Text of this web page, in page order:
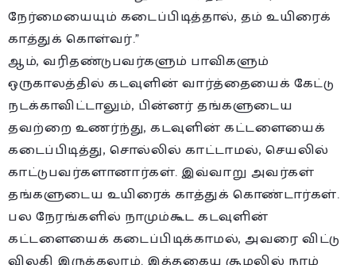
நேர்மையையும் கடைப்பிடித்தால், தம் உயிரைக்
காத்துக் கொள்வர்.”
ஆம், வரிதண்டுபவர்களும் பாவிகளும்
ஒருகாலத்தில் கடவுளின் வார்த்தையைக் கேட்டு
நடக்காவிட்டாலும், பின்னர் தங்களுடைய
தவற்றை உணர்ந்து, கடவுளின் கட்டளையைக்
கடைப்பிடித்து, சொல்லில் காட்டாமல், செயலில்
காட்டுபவர்களானார்கள். இவ்வாறு அவர்கள்
தங்களுடைய உயிரைக் காத்துக் கொண்டார்கள்.
பல நேரங்களில் நாமும்கூட கடவுளின்
கட்டளையைக் கடைப்பிடிக்காமல், அவரை விட்டு